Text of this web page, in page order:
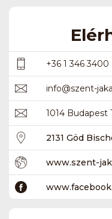
+36 1 346 3400
info@szent-
1014 Budapest
2131 Göd
www.szent-